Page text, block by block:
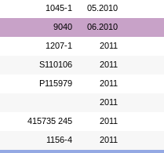
1045-1 05.2010
9040 06.2010
1207-1 2011
S110106 2011
P115979 2011
2011
415735 245 2011
1156-4 2011